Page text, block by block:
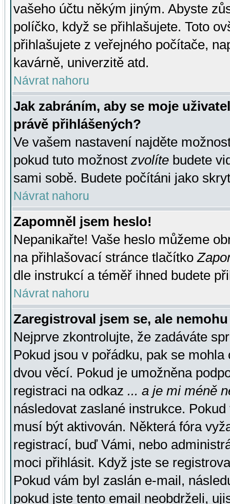
vašeho účtu někým jiným. Abyste
políčko, když se přihlašujete. Toto
přihlašujete z veřejného počítače,
kavárně, univerzitě atd.
Návrat nahoru
Jak zabráním, aby se moje
právě přihlášených?
Ve vašem nastavení najděte
pokud tuto možnost zvolíte budete
sami sobě. Budete počítáni jako
Návrat nahoru
Zapomněl jsem heslo!
Nepanikařte! Vaše heslo můžeme
na přihlašovací stránce tlačítko
dle instrukcí a téměř ihned budete
Návrat nahoru
Zaregistroval jsem se, ale
Nejprve zkontrolujte, že zadáváte
Pokud jsou v pořádku, pak se
dvou věcí. Pokud je umožněna
registraci na odkaz ... a je mi méně
následovat zaslané instrukce.
musí být aktivován. Některá fóra
registrací, buď Vámi, nebo
moci přihlásit. Když jste se
Pokud vám byl zaslán e-mail,
pokud jste tento email neobdrželi,